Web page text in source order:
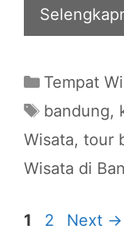
Categories
Tempat
Tags
bandung,
Wisata, tour
Wisata di
Page
1 Page
2 Next →